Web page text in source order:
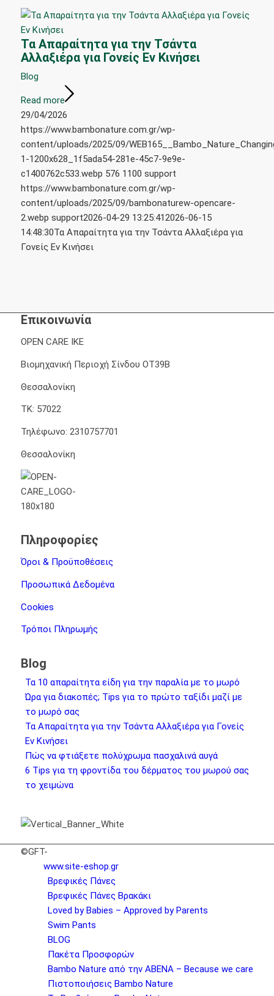
Τα Απαραίτητα για την Τσάντα
Αλλαξιέρα για Γονείς Εν Κινήσει
Blog
Read more
29/04/2026
https://www.bambonature.com.gr/wp-
content/uploads/2025/09/
1-1200x628_1f5ada54-281e-45c7-9e9e-
c1400762c533.webp 576 1100 support
https://www.bambonature.com.gr/wp-
content/uploads/2025/09/bambonaturew-opencare-
2.webp support2026-04-29 13:25:412026-06-15
14:48:30Τα Απαραίτητα για την Τσάντα Αλλαξιέρα για
Γονείς Εν Κινήσει
Επικοινωνία
OPEN CARE IKE
Βιομηχανική Περιοχή Σίνδου ΟΤ39Β
Θεσσαλονίκη
ΤΚ: 57022
Τηλέφωνο: 2310757701
Θεσσαλονίκη
Πληροφορίες
Όροι & Προϋποθέσεις
Προσωπικά Δεδομένα
Cookies
Τρόποι Πληρωμής
Blog
Τα 10 απαραίτητα είδη για την παραλία με το μωρό
Ώρα για διακοπές; Tips για το πρώτο ταξίδι μαζί με
το μωρό σας
Τα Απαραίτητα για την Τσάντα Αλλαξιέρα για Γονείς
Εν Κινήσει
Πώς να φτιάξετε πολύχρωμα πασχαλινά αυγά
6 Tips για τη φροντίδα του δέρματος του μωρού σας
το χειμώνα
©GFT-
www.site-eshop.gr
Βρεφικές Πάνες
Βρεφικές Πάνες Βρακάκι
Loved by Babies – Approved by Parents
Swim Pants
BLOG
Πακέτα Προσφορών
Bambo Nature από την ABENA – Because we care
Πιστοποιήσεις Bambo Nature